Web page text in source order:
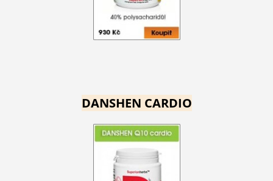
DANSHEN CARDIO